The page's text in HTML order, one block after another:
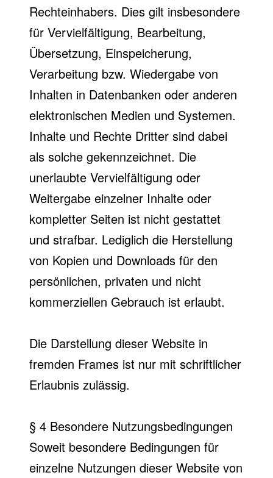
Rechteinhabers. Dies gilt insbesondere
für Vervielfältigung, Bearbeitung,
Übersetzung, Einspeicherung,
Verarbeitung bzw. Wiedergabe von
Inhalten in Datenbanken oder anderen
elektronischen Medien und Systemen.
Inhalte und Rechte Dritter sind dabei
als solche gekennzeichnet. Die
unerlaubte Vervielfältigung oder
Weitergabe einzelner Inhalte oder
kompletter Seiten ist nicht gestattet
und strafbar. Lediglich die Herstellung
von Kopien und Downloads für den
persönlichen, privaten und nicht
kommerziellen Gebrauch ist erlaubt.
Die Darstellung dieser Website in
fremden Frames ist nur mit schriftlicher
Erlaubnis zulässig.
§ 4 Besondere Nutzungsbedingungen
Soweit besondere Bedingungen für
einzelne Nutzungen dieser Website von